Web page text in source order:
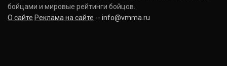
бойцами и мировые рейтинги бойцов.
О сайте Реклама на сайте -- info@vmma.ru